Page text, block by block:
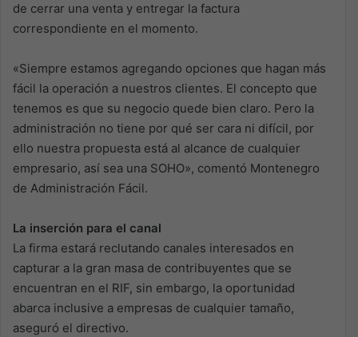
de cerrar una venta y entregar la factura
correspondiente en el momento.
«Siempre estamos agregando opciones que hagan más
fácil la operación a nuestros clientes. El concepto que
tenemos es que su negocio quede bien claro. Pero la
administración no tiene por qué ser cara ni difícil, por
ello nuestra propuesta está al alcance de cualquier
empresario, así sea una SOHO», comentó Montenegro
de Administración Fácil.
La inserción para el canal
La firma estará reclutando canales interesados en
capturar a la gran masa de contribuyentes que se
encuentran en el RIF, sin embargo, la oportunidad
abarca inclusive a empresas de cualquier tamaño,
aseguró el directivo.